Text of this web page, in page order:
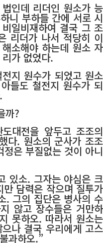
인데 리더인 원소가 능
니 부하들 간에 서로 시
일비재하여 결국 그 조
리더가 나서 적당히 이
소해야 하는데 원소 자
가 없었다.
지 원수가 되었고 원소
들도 철전지 원수가 되
까?
대전을 앞두고 조조의
다. 원소의 군사가 조조
은 부질없는 것이 아니
있소. 그자는 야심은 크
담력은 작으며 질투가
. 그의 집단은 병사의 수
않고 장수들은 거만하
못하오. 따라서 원소는
나 결국 우리에게 고스
과하오.”